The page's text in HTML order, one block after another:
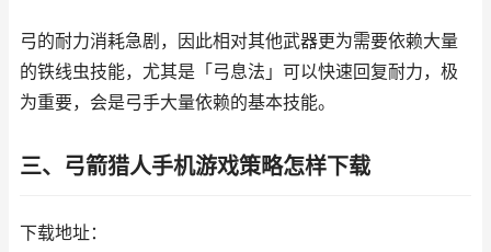
弓的耐力消耗急剧，因此相对其他武器更为需要依赖大量
的铁线虫技能，尤其是「弓息法」可以快速回复耐力，极
为重要，会是弓手大量依赖的基本技能。
三、弓箭猎人手机游戏策略怎样下载
下载地址：